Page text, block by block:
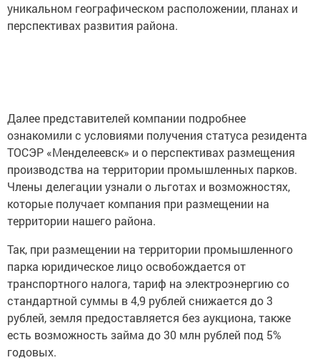
уникальном географическом расположении, планах и
перспективах развития района.
Далее представителей компании подробнее
ознакомили с условиями получения статуса резидента
ТОСЭР «Менделеевск» и о перспективах размещения
производства на территории промышленных парков.
Члены делегации узнали о льготах и возможностях,
которые получает компания при размещении на
территории нашего района.
Так, при размещении на территории промышленного
парка юридическое лицо освобождается от
транспортного налога, тариф на электроэнергию со
стандартной суммы в 4,9 рублей снижается до 3
рублей, земля предоставляется без аукциона, также
есть возможность займа до 30 млн рублей под 5%
годовых.